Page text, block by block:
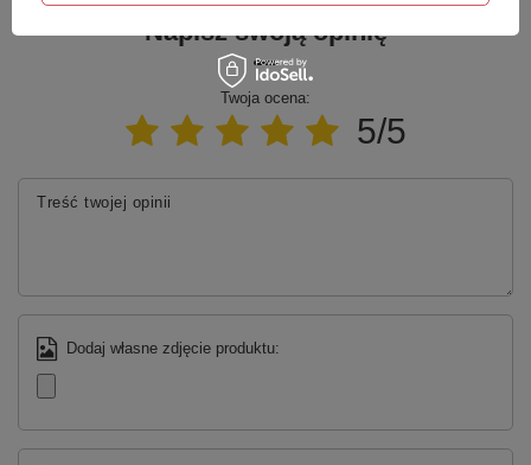
Napisz swoją opinię
Twoja ocena:
5/5
Treść twojej opinii
Dodaj własne zdjęcie produktu: